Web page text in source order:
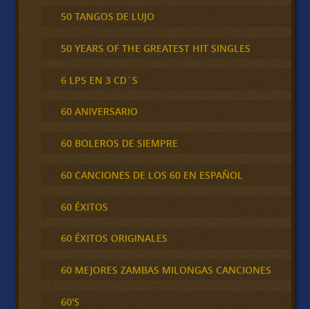
50 TANGOS DE LUJO
50 YEARS OF THE GREATEST HIT SINGLES
6 LPS EN 3 CD´S
60 ANIVERSARIO
60 BOLEROS DE SIEMPRE
60 CANCIONES DE LOS 60 EN ESPAÑOL
60 ÉXITOS
60 ÉXITOS ORIGINALES
60 MEJORES ZAMBAS MILONGAS CANCIONES
60'S